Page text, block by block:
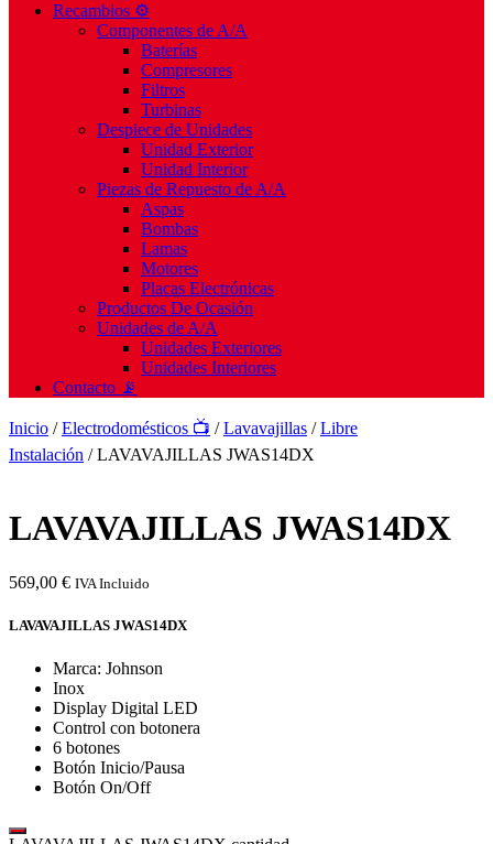
Recambios ⚙️
Componentes de A/A
Baterías
Compresores
Filtros
Turbinas
Despiece de Unidades
Unidad Exterior
Unidad Interior
Piezas de Repuesto de A/A
Aspas
Bombas
Lamas
Motores
Placas Electrónicas
Productos De Ocasión
Unidades de A/A
Unidades Exteriores
Unidades Interiores
Contacto 📡
Inicio /Electrodomésticos 📺 /Lavavajillas /Libre
Instalación / LAVAVAJILLAS JWAS14DX
LAVAVAJILLAS JWAS14DX
569,00 € IVA Incluido
LAVAVAJILLAS JWAS14DX
Marca: Johnson
Inox
Display Digital LED
Control con botonera
6 botones
Botón Inicio/Pausa
Botón On/Off